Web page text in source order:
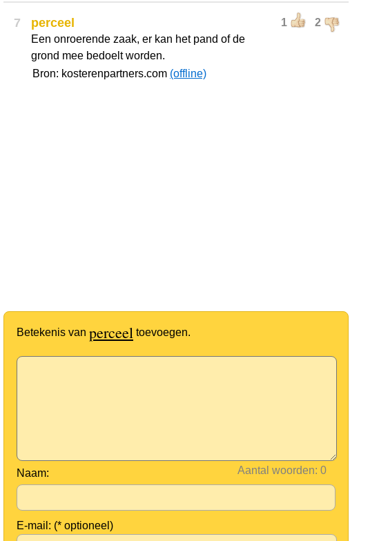
7 1 2
perceel
Een onroerende zaak, er kan het pand of de
grond mee bedoelt worden.
Bron: kosterenpartners.com (offline)
Betekenis van perceel toevoegen.
Aantal woorden:
Naam:
E-mail: (* optioneel)